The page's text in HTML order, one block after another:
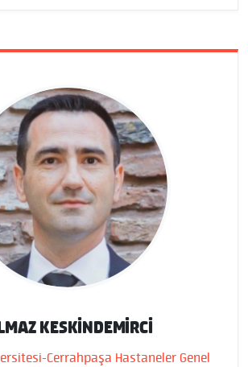
KESKINDEMIRCI
Cerrahpaşa Hastaneler Genel